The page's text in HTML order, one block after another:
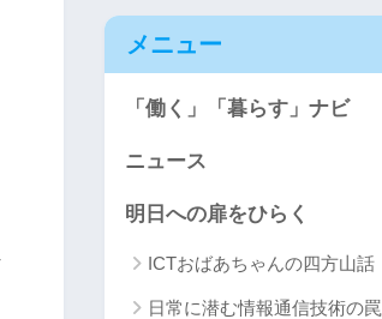
メニュー
「働く」「暮らす」ナビ
ニュース
明日への扉をひらく
ICTおばあちゃんの四方山話
日常に潜む情報通信技術の罠